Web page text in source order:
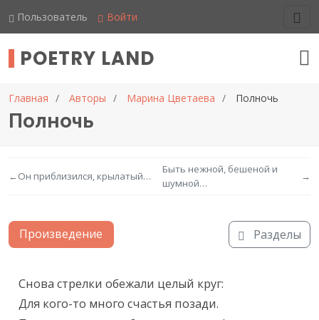
Пользователь Войти
POETRY LAND
Главная Авторы Марина Цветаева Полночь
Полночь
←Он приблизился, крылатый…
Быть нежной, бешеной и
шумной…
→
Произведение Разделы
Текст произведения
Снова стрелки обежали целый круг:
Для кого-то много счастья позади.